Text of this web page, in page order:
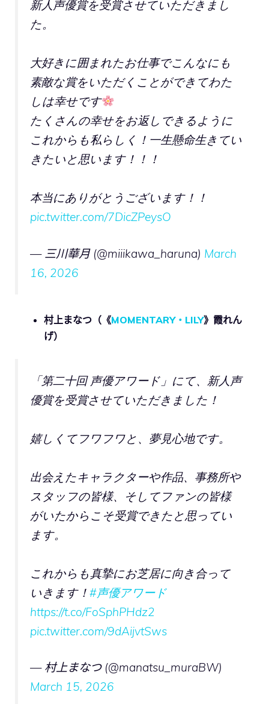
新人声優賞を受賞させていただきまし
た。
大好きに囲まれたお仕事でこんなにも
素敵な賞をいただくことができてわた
しは幸せです
たくさんの幸せをお返しできるように
これからも私らしく！一生懸命生きてい
きたいと思います！！！
本当にありがとうございます！！
pic.twitter.com/7DicZPeysO
— 三川華月 (@miiikawa_haruna) March
16, 2026
村上まなつ（《MOMENTARY・LILY》霞れん
げ）
「第二十回 声優アワード」にて、新人声
優賞を受賞させていただきました！
嬉しくてフワフワと、夢見心地です。
出会えたキャラクターや作品、事務所や
スタッフの皆様、そしてファンの皆様
がいたからこそ受賞できたと思ってい
ます。
これからも真摯にお芝居に向き合って
いきます！ #声優アワード
https://t.co/FoSphPHdz2
pic.twitter.com/9dAijvtSws
— 村上まなつ (@manatsu_muraBW)
March 15, 2026